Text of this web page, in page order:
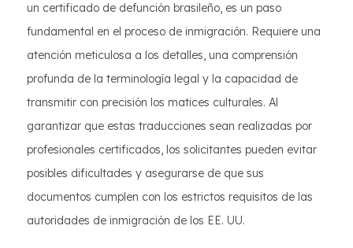
un certificado de defunción brasileño, es un paso
fundamental en el proceso de inmigración. Requiere una
atención meticulosa a los detalles, una comprensión
profunda de la terminología legal y la capacidad de
transmitir con precisión los matices culturales. Al
garantizar que estas traducciones sean realizadas por
profesionales certificados, los solicitantes pueden evitar
posibles dificultades y asegurarse de que sus
documentos cumplen con los estrictos requisitos de las
autoridades de inmigración de los EE. UU.